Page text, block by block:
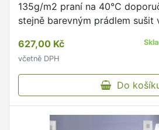
135g/m2 praní na 40°C
stejně barevným prádlem sušit
matrace do 35cm Napínací
627,00 Kč
včetně DPH
Do